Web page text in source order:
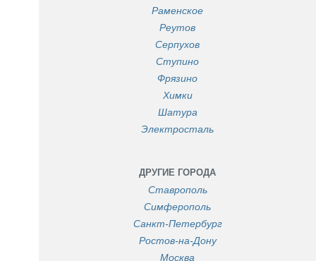
Раменское
Реутов
Серпухов
Ступино
Фрязино
Химки
Шатура
Электросталь
ДРУГИЕ ГОРОДА
Ставрополь
Симферополь
Санкт-Петербург
Ростов-на-Дону
Москва